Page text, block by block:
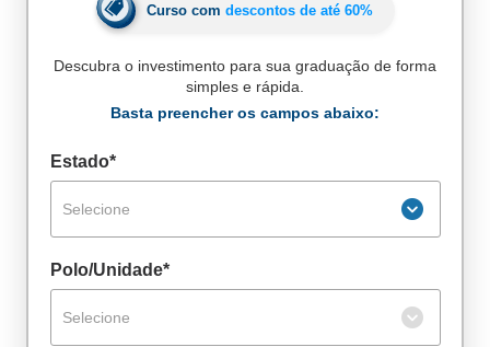
Curso com descontos de até 60%
Descubra o investimento para sua graduação de forma
simples e rápida.
Basta preencher os campos abaixo:
Estado*
Selecione
Polo/Unidade*
Selecione